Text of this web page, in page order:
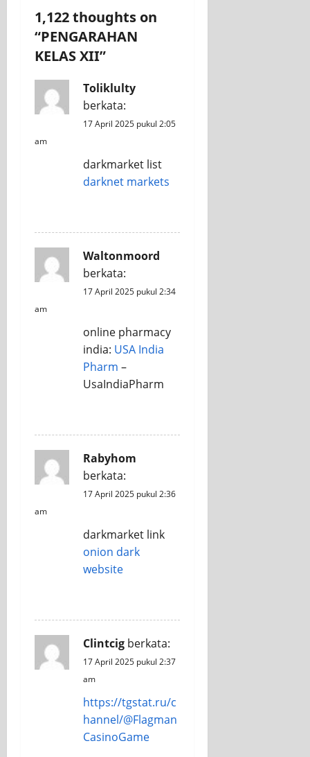
1,122 thoughts on
“PENGARAHAN
KELAS XII”
Toliklulty
berkata:
17 April 2025 pukul 2:05
am
darkmarket list
darknet markets
Waltonmoord
berkata:
17 April 2025 pukul 2:34
am
online pharmacy
india: USA India
Pharm –
UsaIndiaPharm
Rabyhom
berkata:
17 April 2025 pukul 2:36
am
darkmarket link
onion dark
website
Clintcig berkata:
17 April 2025 pukul 2:37
am
https://tgstat.ru/c
hannel/@Flagman
CasinoGame